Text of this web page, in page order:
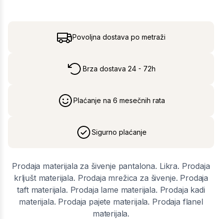
Povoljna dostava po metraži
Brza dostava 24 - 72h
Plaćanje na 6 mesečnih rata
Sigurno plaćanje
Prodaja materijala za šivenje pantalona. Likra. Prodaja
krljušt materijala. Prodaja mrežica za šivenje. Prodaja
taft materijala. Prodaja lame materijala. Prodaja kadi
materijala. Prodaja pajete materijala. Prodaja flanel
materijala.